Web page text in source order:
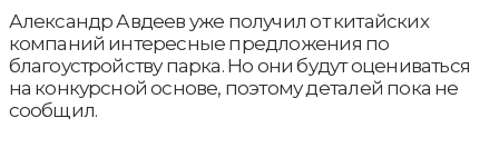
Александр Авдеев уже получил от китайских
компаний интересные предложения по
благоустройству парка. Но они будут оцениваться
на конкурсной основе, поэтому деталей пока не
сообщил.